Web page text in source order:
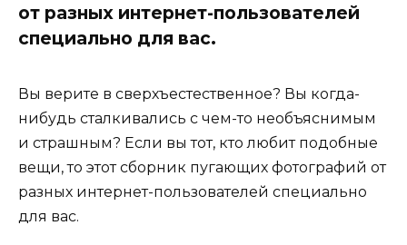
от разных интернет-пользователей
специально для вас.
Вы верите в сверхъестественное? Вы когда-
нибудь сталкивались с чем-то необъяснимым
и страшным? Если вы тот, кто любит подобные
вещи, то этот сборник пугающих фотографий от
разных интернет-пользователей специально
для вас.